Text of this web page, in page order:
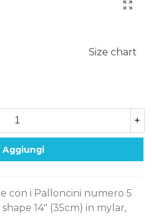
Size chart
+
Aggiungi
con i Palloncini numero 5
14" (35cm) in mylar,